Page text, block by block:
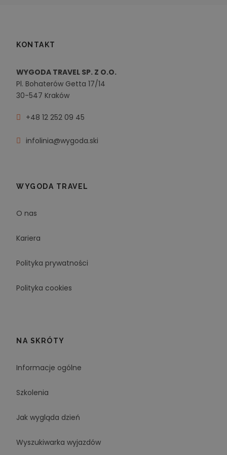
KONTAKT
WYGODA TRAVEL SP. Z O.O.
Pl. Bohaterów Getta 17/14
30-547 Kraków
+48 12 252 09 45
infolinia@wygoda.ski
WYGODA TRAVEL
O nas
Kariera
Polityka prywatności
Polityka cookies
NA SKRÓTY
Informacje ogólne
Szkolenia
Jak wygląda dzień
Wyszukiwarka wyjazdów